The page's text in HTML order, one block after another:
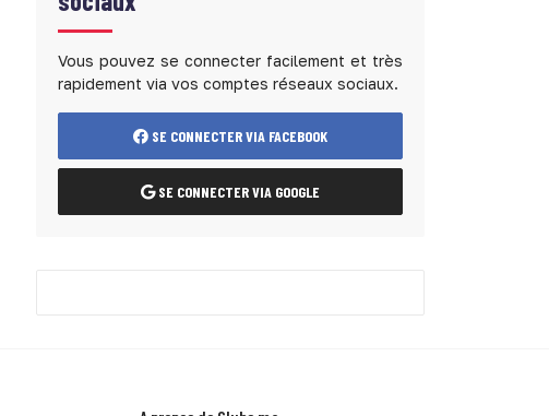
Vous pouvez se connecter facilement et très
rapidement via vos comptes réseaux sociaux.
SE CONNECTER VIA FACEBOOK
SE CONNECTER VIA GOOGLE